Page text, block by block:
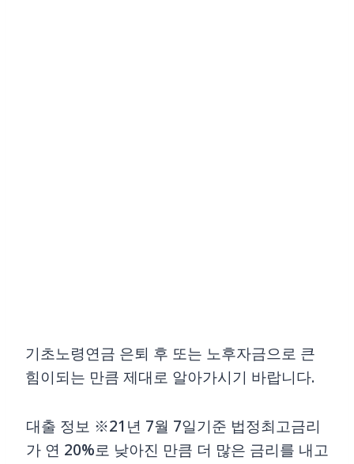
기초노령연금 은퇴 후 또는 노후자금으로 큰
힘이되는 만큼 제대로 알아가시기 바랍니다.
대출 정보 ※21년 7월 7일기준 법정최고금리
가 연 20%로 낮아진 만큼 더 많은 금리를 내고